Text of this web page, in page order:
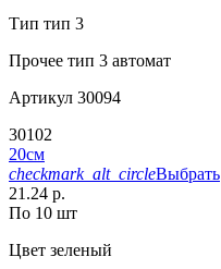
Тип тип 3
Прочее тип 3 автомат
Артикул 30094
30102
20см
checkmark_alt_circleВыбрать
21.24 р.
По 10 шт
Цвет зеленый